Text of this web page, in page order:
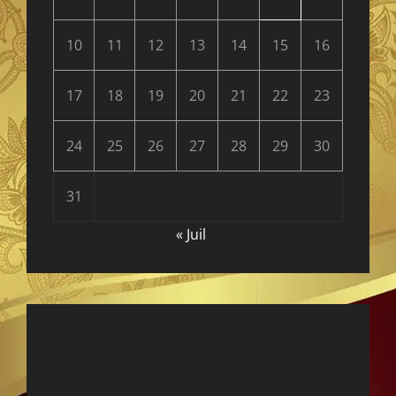
10 11 12 13 14 15 16
17 18 19 20 21 22 23
24 25 26 27 28 29 30
31
« Juil